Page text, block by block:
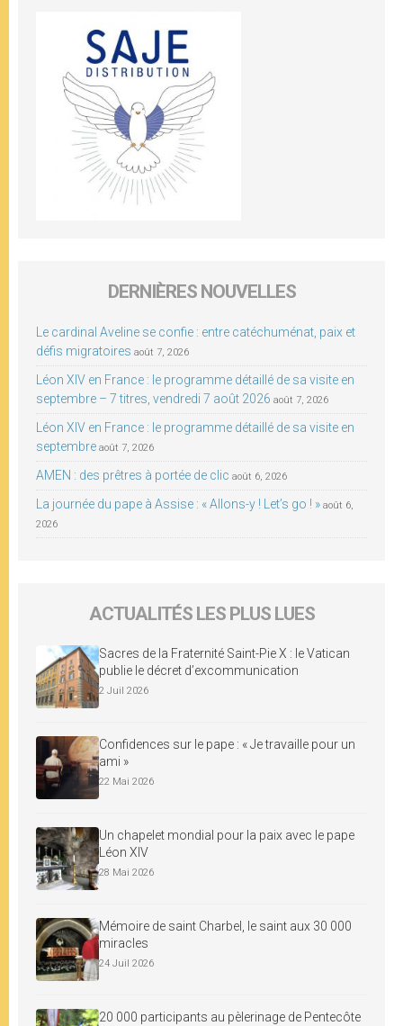
DERNIÈRES NOUVELLES
Le cardinal Aveline se confie : entre catéchuménat, paix et
défis migratoires août 7, 2026
Léon XIV en France : le programme détaillé de sa visite en
septembre – 7 titres, vendredi 7 août 2026 août 7, 2026
Léon XIV en France : le programme détaillé de sa visite en
septembre août 7, 2026
AMEN : des prêtres à portée de clic août 6, 2026
La journée du pape à Assise : « Allons-y ! Let’s go ! » août 6,
2026
ACTUALITÉS LES PLUS LUES
Sacres de la Fraternité Saint-Pie X : le Vatican
publie le décret d’excommunication
2 Juil 2026
Confidences sur le pape : « Je travaille pour un
ami »
22 Mai 2026
Un chapelet mondial pour la paix avec le pape
Léon XIV
28 Mai 2026
Mémoire de saint Charbel, le saint aux 30 000
miracles
24 Juil 2026
20 000 participants au pèlerinage de Pentecôte